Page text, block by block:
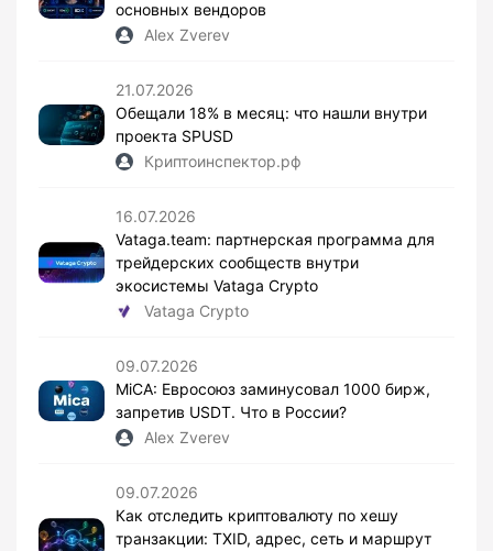
основных вендоров
Alex Zverev
21.07.2026
Обещали 18% в месяц: что нашли внутри
проекта SPUSD
Криптоинспектор.рф
16.07.2026
Vataga.team: партнерская программа для
трейдерских сообществ внутри
экосистемы Vataga Crypto
Vataga Crypto
09.07.2026
MiCA: Евросоюз заминусовал 1000 бирж,
запретив USDT. Что в России?
Alex Zverev
09.07.2026
Как отследить криптовалюту по хешу
транзакции: TXID, адрес, сеть и маршрут